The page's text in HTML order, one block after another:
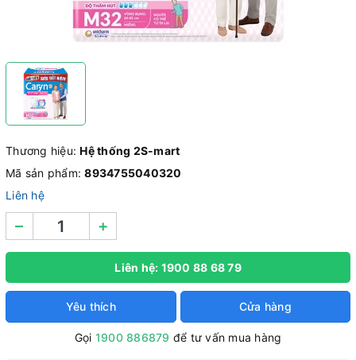
Thương hiệu:Hệ thống 2S-mart
Mã sản phẩm:8934755040320
Liên hệ
– +
Liên hệ: 1900 88 68 79
Yêu thích Cửa hàng
Gọi 1900 886879 để tư vấn mua hàng